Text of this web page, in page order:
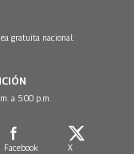
gratuita nacional:
a 5:00 p.m.
Facebook X